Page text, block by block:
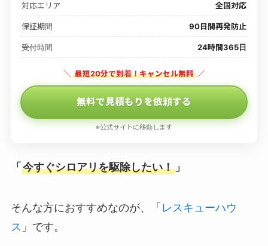
対応エリア 全国対応
保証期間 90日間再発防止
受付時間 24時間365日
＼ 最短20分で到着！キャンセル無料 ／
無料で見積もりを依頼する
※公式サイトに移動します
「 今すぐシロアリを駆除したい！」
そんな方におすすめなのが、「 レスキューハウ
ス 」です。